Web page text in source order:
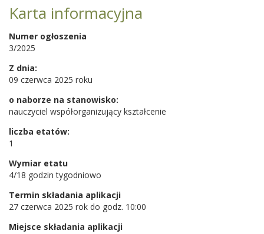
Karta informacyjna
Numer ogłoszenia
3/2025
Z dnia:
09 czerwca 2025 roku
o naborze na stanowisko:
nauczyciel współorganizujący kształcenie
liczba etatów:
1
Wymiar etatu
4/18 godzin tygodniowo
Termin składania aplikacji
27 czerwca 2025 rok do godz. 10:00
Miejsce składania aplikacji